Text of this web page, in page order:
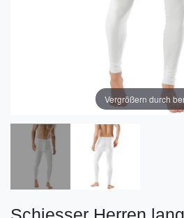
Vergrößern durch